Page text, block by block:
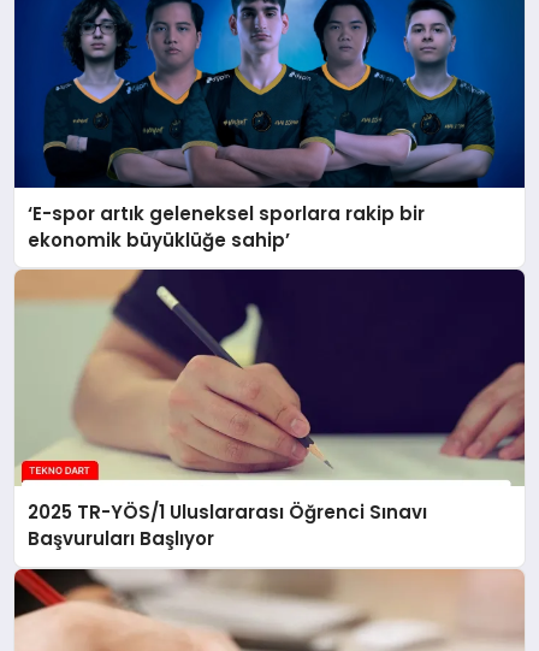
‘E-spor artık geleneksel sporlara rakip bir
ekonomik büyüklüğe sahip’
2025 TR-YÖS/1 Uluslararası Öğrenci Sınavı
Başvuruları Başlıyor